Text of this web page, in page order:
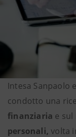
Intesa Sanpaolo
condotto una
finanziaria e
personali, volta